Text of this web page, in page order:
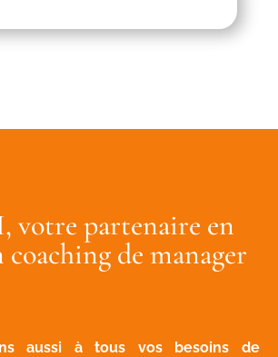
votre partenaire en
de manager
aussi à tous vos besoins de